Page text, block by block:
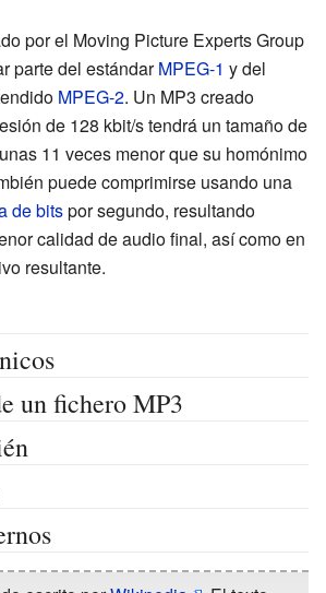
por el Moving Picture Experts Group
parte del estándarMPEG-1 y del
MPEG-2. Un MP3 creado
de 128 kbit/s tendrá un tamaño de
11 veces menor que su homónimo
puede comprimirse usando una
de bitspor segundo, resultando
calidad de audio final, así como en
resultante.
un fichero MP3